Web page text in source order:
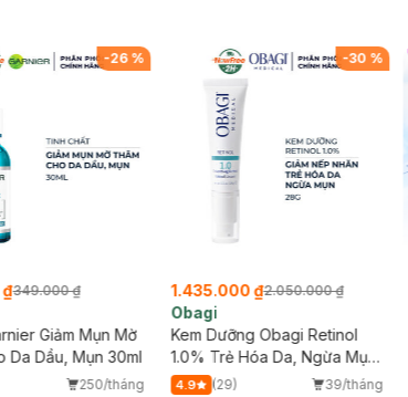
-26%
349.000 ₫
Giảm Mụn Mờ
Da Dầu, Mụn 30ml
250/tháng
-30 %
1.435.000 ₫2.050.000 ₫
Obagi
Kem Dưỡng Obagi Retinol
1.0% Trẻ Hóa Da, Ngừa Mụn
28g
4.9 (29)
39/tháng